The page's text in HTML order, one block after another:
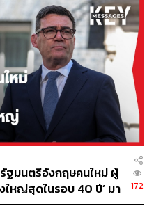
ฐมนตรีอังกฤษคนใหม่ ผู้
ใหญ่สุดในรอบ 40 ปี’ มา
172